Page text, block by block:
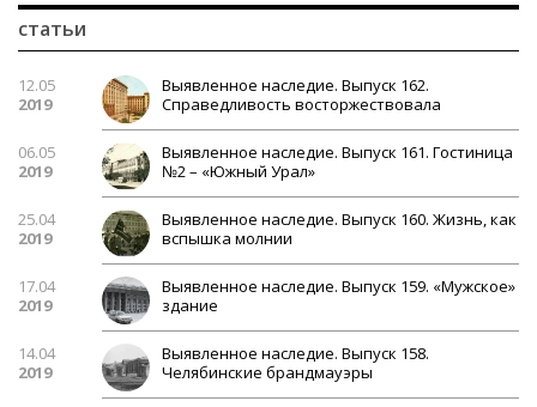
статьи
12.05
2019
Выявленное наследие. Выпуск 162.
Справедливость восторжествовала
06.05
2019
Выявленное наследие. Выпуск 161. Гостиница
№2 – «Южный Урал»
25.04
2019
Выявленное наследие. Выпуск 160. Жизнь, как
вспышка молнии
17.04
2019
Выявленное наследие. Выпуск 159. «Мужское»
здание
14.04
2019
Выявленное наследие. Выпуск 158.
Челябинские брандмауэры